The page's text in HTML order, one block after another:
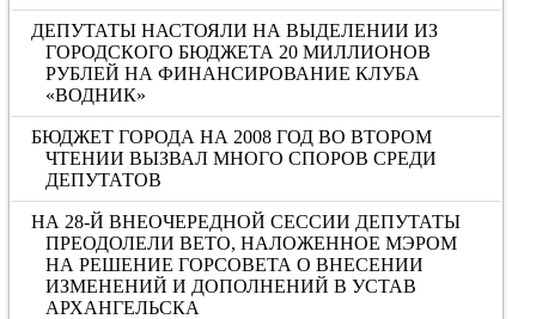
ДЕПУТАТЫ НАСТОЯЛИ НА ВЫДЕЛЕНИИ ИЗ
ГОРОДСКОГО БЮДЖЕТА 20 МИЛЛИОНОВ
РУБЛЕЙ НА ФИНАНСИРОВАНИЕ КЛУБА
«ВОДНИК»
БЮДЖЕТ ГОРОДА НА 2008 ГОД ВО ВТОРОМ
ЧТЕНИИ ВЫЗВАЛ МНОГО СПОРОВ СРЕДИ
ДЕПУТАТОВ
НА 28-Й ВНЕОЧЕРЕДНОЙ СЕССИИ ДЕПУТАТЫ
ПРЕОДОЛЕЛИ ВЕТО, НАЛОЖЕННОЕ МЭРОМ
НА РЕШЕНИЕ ГОРСОВЕТА О ВНЕСЕНИИ
ИЗМЕНЕНИЙ И ДОПОЛНЕНИЙ В УСТАВ
АРХАНГЕЛЬСКА